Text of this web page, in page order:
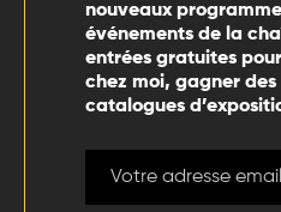
nouveaux
événements de la
entrées gratuites
chez moi, gagner des
catalogues